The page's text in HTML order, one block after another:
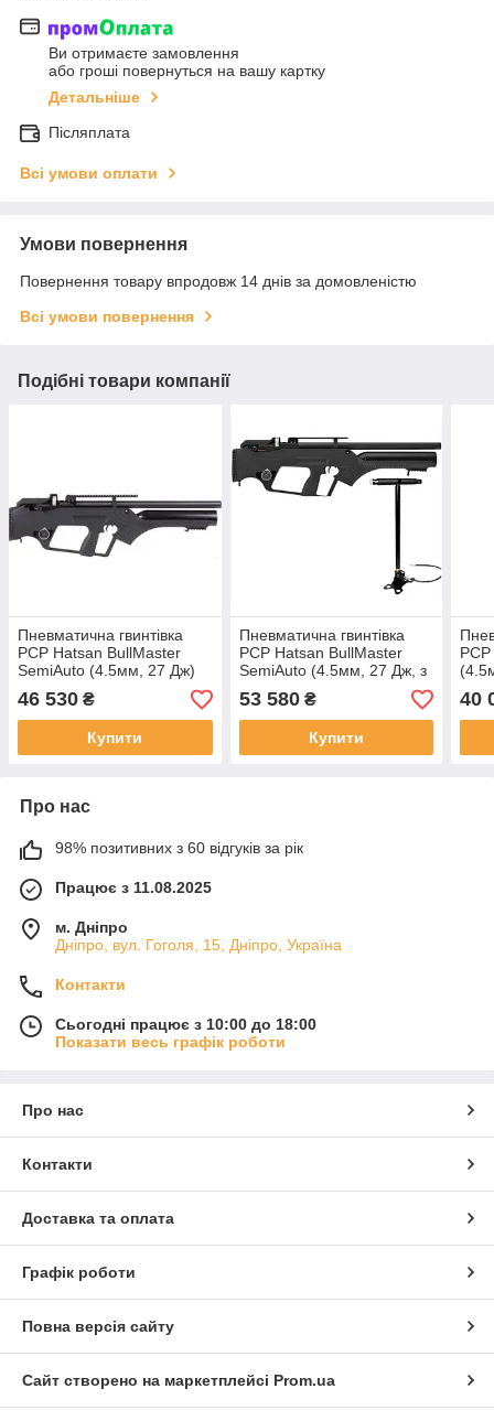
Ви отримаєте замовлення
або гроші повернуться на вашу картку
Детальніше
Післяплата
Всі умови оплати
Умови повернення
Повернення товару впродовж 14 днів за домовленістю
Всі умови повернення
Подібні товари компанії
Пневматична гвинтівка
PCP Hatsan BullMaster
SemiAuto (4.5мм, 27 Дж)
46 530 ₴
Купити
Пневматична гвинтівка
PCP Hatsan BullMaster
SemiAuto (4.5мм, 27 Дж, з
насосом Hatsan)
53 580₴
Купити
40
Про нас
98% позитивних з 60 відгуків за рік
Працює з 11.08.2025
м. Дніпро
Дніпро, вул. Гоголя, 15, Дніпро, Україна
Контакти
Сьогодні працює з 10:00 до 18:00
Показати весь графік роботи
Про нас
Контакти
Доставка та оплата
Графік роботи
Повна версія сайту
Сайт створено на маркетплейсі Prom.ua